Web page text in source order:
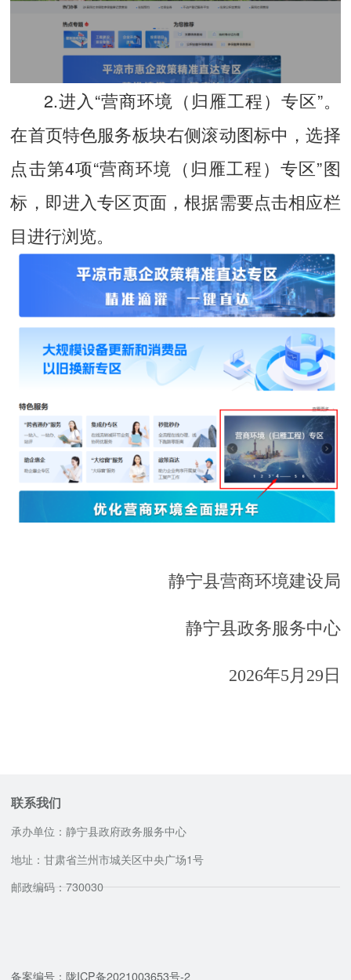
2.进入“营商环境（归雁工程）专区”。
在首页特色服务板块右侧滚动图标中，选择
点击第4项“营商环境（归雁工程）专区”图
标，即进入专区页面，根据需要点击相应栏
目进行浏览。
静宁县营商环境建设局
静宁县政务服务中心
2026年5月29日
联系我们
承办单位：静宁县政府政务服务中心
地址：甘肃省兰州市城关区中央广场1号
邮政编码：730030
备案编号：陇ICP备2021003653号-2